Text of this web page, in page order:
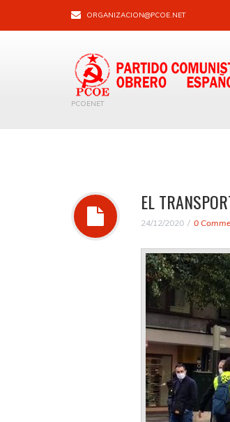
ORGANIZACION@PCOE.NET
PCOENET
EL
24/12/2020 0